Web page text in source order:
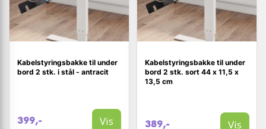
Kabelstyringsbakke til under
bord 2 stk. i stål - antracit
399,- Vis
Kabelstyringsbakke til under
bord 2 stk. sort 44 x 11,5 x
13,5 cm
389,- Vis